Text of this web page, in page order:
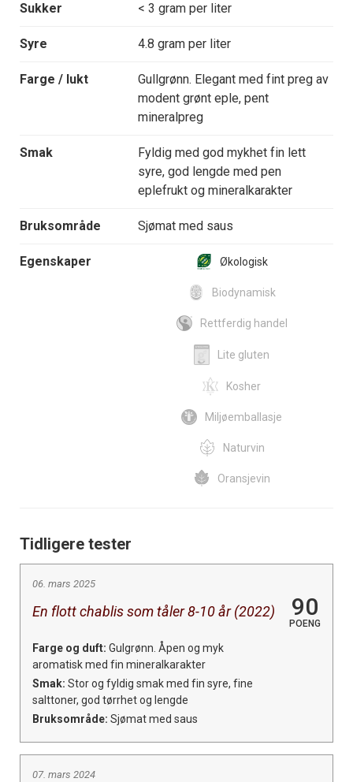
Sukker < 3 gram per liter
Syre 4.8 gram per liter
Farge / lukt
Gullgrønn. Elegant med fint preg av
modent grønt eple, pent
mineralpreg
Smak
Fyldig med god mykhet fin lett
syre, god lengde med pen
eplefrukt og mineralkarakter
Bruksområde Sjømat med saus
Egenskaper Økologisk
Biodynamisk
Rettferdig handel
Lite gluten
Kosher
Miljøemballasje
Naturvin
Oransjevin
Tidligere tester
06. mars 2025
En flott chablis som tåler 8-10 år (2022) 90
POENG
Farge og duft: Gulgrønn. Åpen og myk
aromatisk med fin mineralkarakter
Smak: Stor og fyldig smak med fin syre, fine
salttoner, god tørrhet og lengde
Bruksområde: Sjømat med saus
07. mars 2024